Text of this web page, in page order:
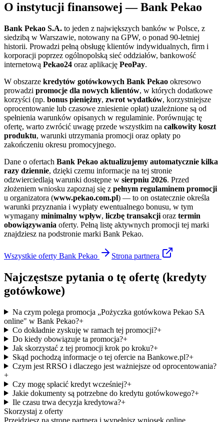
O instytucji finansowej —Bank Pekao
Bank Pekao S.A. to jeden z największych banków w Polsce, z
siedzibą w Warszawie, notowany na GPW, o ponad 90-letniej
historii. Prowadzi pełną obsługę klientów indywidualnych, firm i
korporacji poprzez ogólnopolską sieć oddziałów, bankowość
internetową Pekao24 oraz aplikację PeoPay.
W obszarze kredytów gotówkowych Bank Pekao okresowo
prowadzi promocje dla nowych klientów, w których dodatkowe
korzyści (np. bonus pieniężny, zwrot wydatków, korzystniejsze
oprocentowanie lub czasowe zniesienie opłat) uzależnione są od
spełnienia warunków opisanych w regulaminie. Porównując tę
ofertę, warto zwrócić uwagę przede wszystkim na całkowity koszt
produktu, warunki utrzymania promocji oraz opłaty po
zakończeniu okresu promocyjnego.
Dane o ofertach Bank Pekao aktualizujemy automatycznie kilka
razy dziennie, dzięki czemu informacje na tej stronie
odzwierciedlają warunki dostępne w sierpniu 2026. Przed
złożeniem wniosku zapoznaj się z pełnym regulaminem promocji
u organizatora (www.pekao.com.pl) — to on ostatecznie określa
warunki przyznania i wypłaty ewentualnego bonusu, w tym
wymagany minimalny wpływ, liczbę transakcji oraz termin
obowiązywania oferty. Pełną listę aktywnych promocji tej marki
znajdziesz na podstronie marki Bank Pekao.
Wszystkie oferty Bank Pekao Strona partnera
Najczęstsze pytania o tę ofertę (kredyty
gotówkowe)
Na czym polega promocja „Pożyczka gotówkowa Pekao SA
online" w Bank Pekao?+
Co dokładnie zyskuję w ramach tej promocji?+
Do kiedy obowiązuje ta promocja?+
Jak skorzystać z tej promocji krok po kroku?+
Skąd pochodzą informacje o tej ofercie na Bankowe.pl?+
Czym jest RRSO i dlaczego jest ważniejsze od oprocentowania?
+
Czy mogę spłacić kredyt wcześniej?+
Jakie dokumenty są potrzebne do kredytu gotówkowego?+
Ile czasu trwa decyzja kredytowa?+
Skorzystaj z oferty
Przejdziesz na stronę partnera i wypełnisz wniosek online.